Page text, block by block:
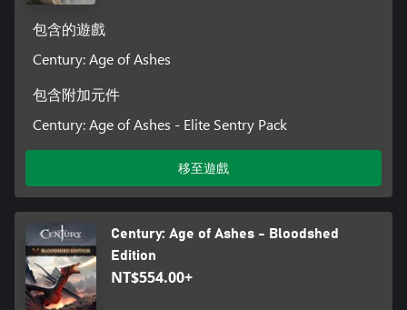
包含的遊戲
Century: Age of Ashes
包含附加元件
Century: Age of Ashes - Elite Sentry Pack
移至遊戲
Century: Age of Ashes - Bloodshed
Edition
NT$554.00+